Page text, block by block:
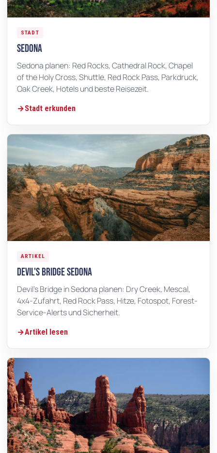
STADT
Sedona
Sedona planen: Red Rocks, Cathedral Rock, Chapel
of the Holy Cross, Shuttle, Red Rock Pass, Parkdruck,
Oak Creek, Hotels und beste Reisezeit.
Stadt erkunden
ARTIKEL
Devil's Bridge Sedona
Devil's Bridge in Sedona planen: Dry Creek, Mescal,
4x4-Zufahrt, Red Rock Pass, Hitze, Fotospot, Forest-
Service-Alerts und Sicherheit.
Artikel lesen